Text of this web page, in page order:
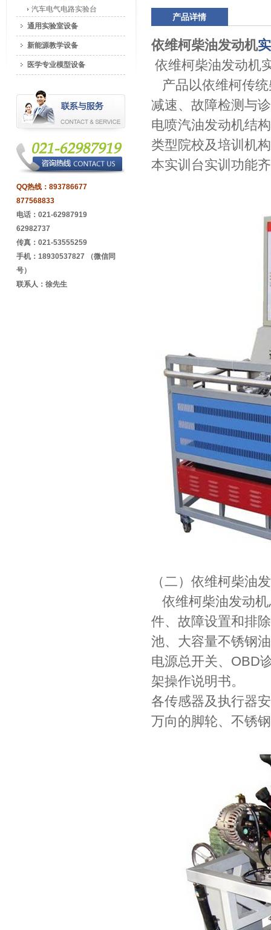
产品详情
依维柯柴油发动机
依维柯柴油发动机
产品以依维柯传
减速、故障检测与
电喷汽油发动机结
类型院校及培训机
本实训台实训功能
（二）依维柯柴油
依维柯柴油发动
件、故障设置和排
池、大容量不锈钢
电源总开关、OBD
架操作说明书。
各传感器及执行器
万向的脚轮、不锈
汽车电气电路实验台
通用实验室设备
新能源教学设备
医学专业模型设备
QQ热线： 893786677
877568833
电话：021-62987919
62982737
传真：021-53555259
手机：18930537827 （微信同
号）
联系人：徐先生